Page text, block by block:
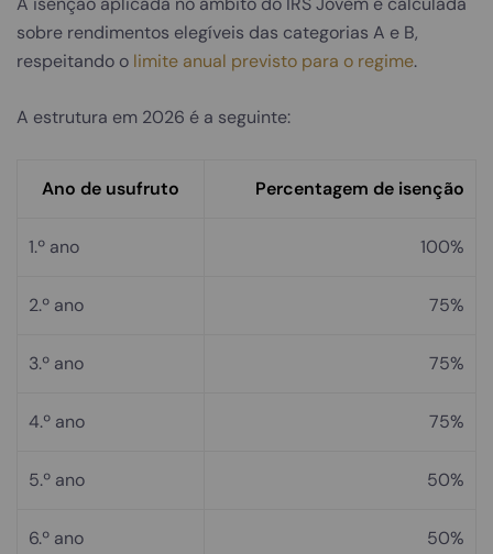
sobre rendimentos elegíveis das categorias A e B,
respeitando o limite anual previsto para o regime.
A estrutura em 2026 é a seguinte:
Ano de usufruto Percentagem de isenção
1.º ano 100%
2.º ano 75%
3.º ano 75%
4.º ano 75%
5.º ano 50%
6.º ano 50%